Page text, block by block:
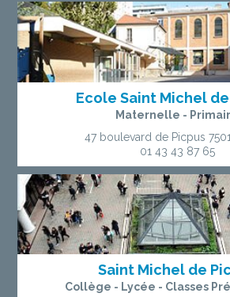
Ecole Saint Michel
Maternelle -
47 boulevard de Picpus
01 43 43 87 65
Saint Michel de
Collège - Lycée - Classes